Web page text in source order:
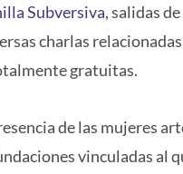
Subversiva, salidas
charlas
gratuitas.
de las mujeres
vinculadas al